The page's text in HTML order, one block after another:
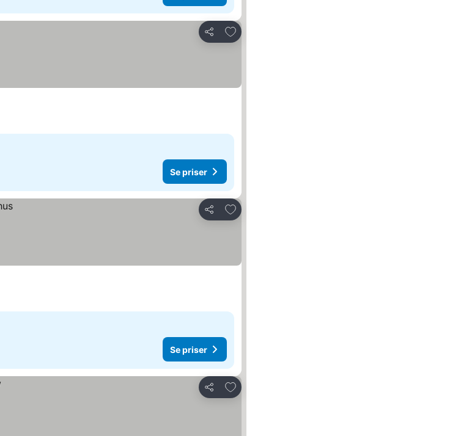
Del
Føj til favoritter
Se priser
Del
Føj til favoritter
Se priser
Del
Føj til favoritter